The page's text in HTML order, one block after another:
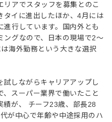
リアでスタッフを募集とのこ
タイに進出したほか、4月には
進行しています。国内外とも
ングなので、日本の現場で2〜
海外勤務という大きな選択
試しながらキャリアアップし
、スーパー業界で働いたこと
績が、 チーフ23歳、部長28
が中心で年齢や中途採用のハ